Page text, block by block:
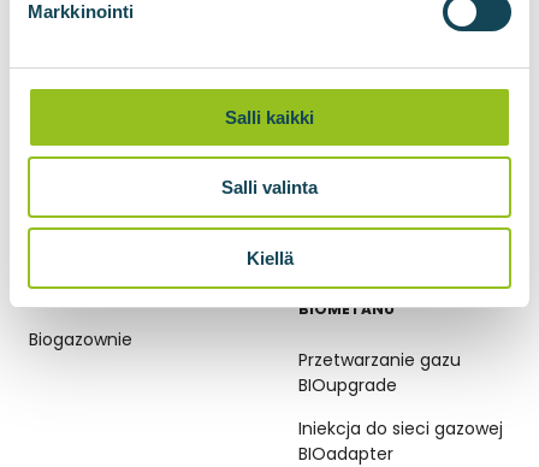
Markkinointi
Salli kaikki
Salli valinta
Kiellä
BIOGAZOWNIE
Biogazownie
TECHNOLOGIE
BIOMETANU
Przetwarzanie gazu
BIOupgrade
Iniekcja do sieci gazowej
BIOadapter